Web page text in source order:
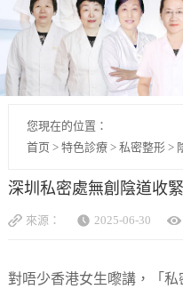
您現在的位置：
首页 > 特色診療> 私密整形>
深圳私密處無創陰道收
來源： 2025-06-30
對唔少香港女生嚟講，「